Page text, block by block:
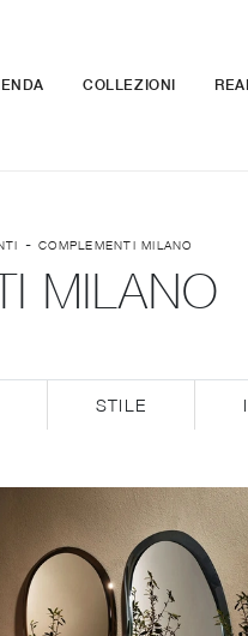
COLLEZIONI
- COMPLEMENTI MILANO
MILANO
STILE